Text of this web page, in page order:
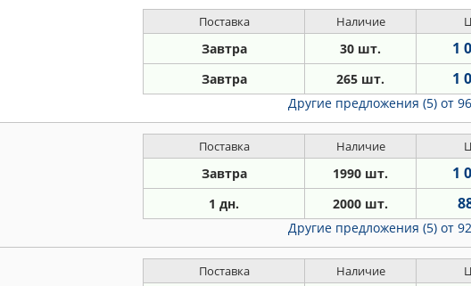
Поставка Наличие
Завтра 30 шт. 1
Завтра 265 шт. 1
Другие предложения (5) от
Поставка Наличие
Завтра 1990 шт. 1
1 дн. 2000 шт.
Другие предложения (5) от
Поставка Наличие